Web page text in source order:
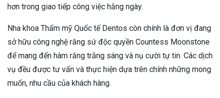
hơn trong giao tiếp công việc hằng ngày.
Nha khoa Thẩm mỹ Quốc tế Dentos còn chính là đơn vị đang
sở hữu công nghệ răng sứ độc quyền Countess Moonstone
để mang đến hàm răng trắng sáng và nụ cười tự tin. Các dịch
vụ đều được tư vấn và thực hiện dựa trên chính những mong
muốn, nhu cầu của khách hàng.